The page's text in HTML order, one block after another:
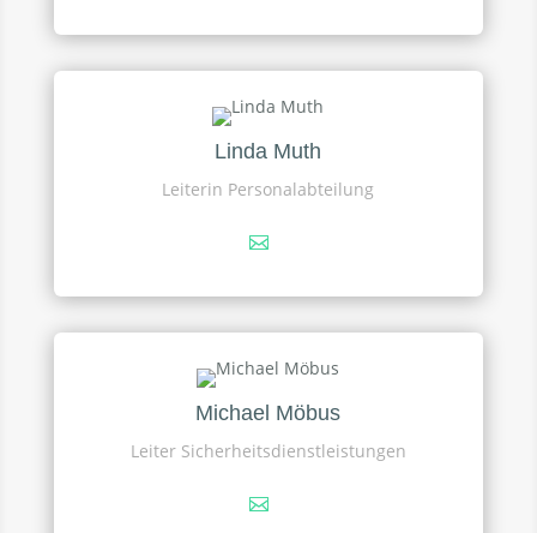
Linda Muth
Leiterin Personalabteilung
Michael Möbus
Leiter Sicherheitsdienstleistungen